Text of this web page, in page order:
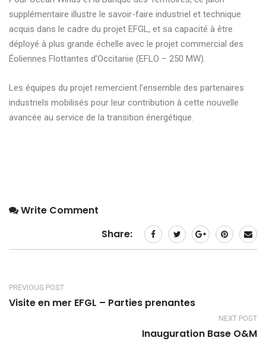
supplémentaire illustre le savoir-faire industriel et technique
acquis dans le cadre du projet EFGL, et sa capacité à être
déployé à plus grande échelle avec le projet commercial des
Éoliennes Flottantes d’Occitanie (EFLO – 250 MW).
Les équipes du projet remercient l’ensemble des partenaires
industriels mobilisés pour leur contribution à cette nouvelle
avancée au service de la transition énergétique.
Write Comment
Share:
PREVIOUS POST
Visite en mer EFGL – Parties prenantes
NEXT POST
Inauguration Base O&M